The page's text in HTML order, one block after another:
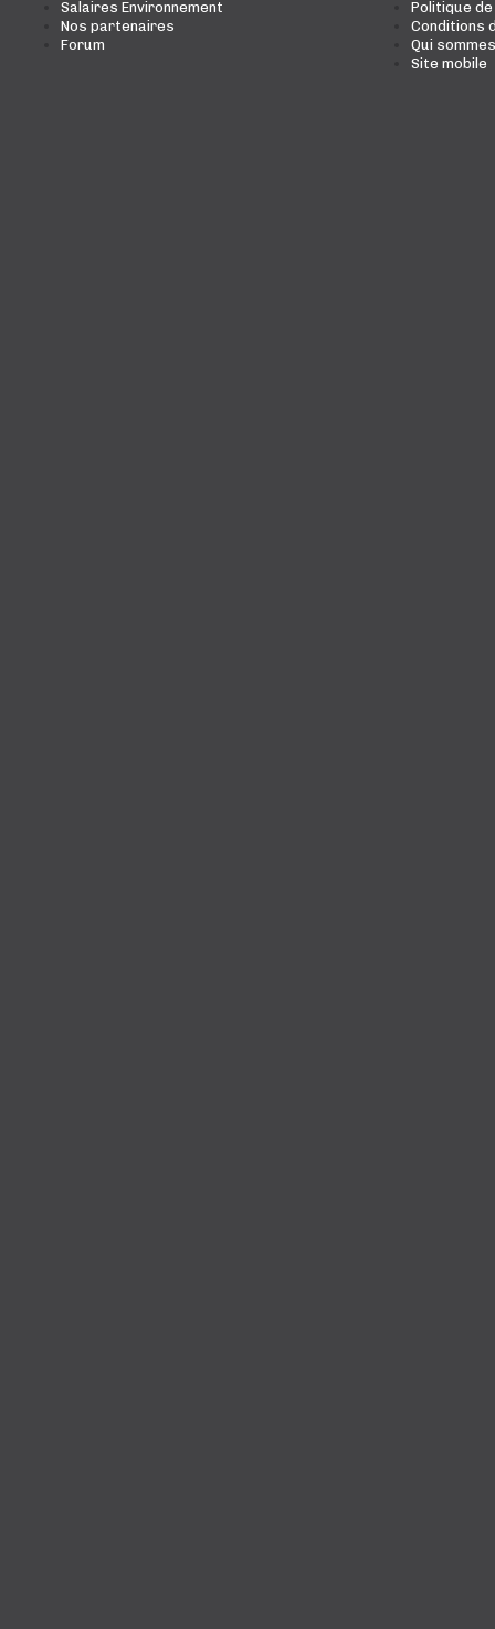
Salaires Environnement
Nos partenaires
Forum
Politique
Conditions
Qui
Site mobile